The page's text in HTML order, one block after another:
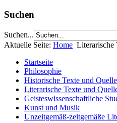
Suchen
Suchen...
Aktuelle Seite: Home Literarische
Startseite
Philosophie
Historische Texte und
Literarische Texte und
Geisteswissenschaftliche
Kunst und Musik
Unzeitgemäß-zeitgemäße